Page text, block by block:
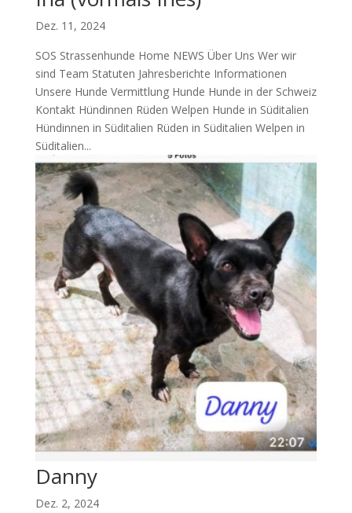
Dez. 11, 2024
SOS Strassenhunde Home NEWS Über Uns Wer wir
sind Team Statuten Jahresberichte Informationen
Unsere Hunde Vermittlung Hunde Hunde in der Schweiz
Kontakt Hündinnen Rüden Welpen Hunde in Süditalien
Hündinnen in Süditalien Rüden in Süditalien Welpen in
Süditalien...
Danny
Dez. 2, 2024